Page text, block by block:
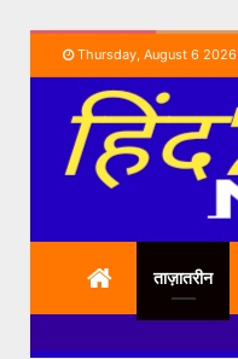
Thursday, August 6 2026
HOMEताज़ातरीन